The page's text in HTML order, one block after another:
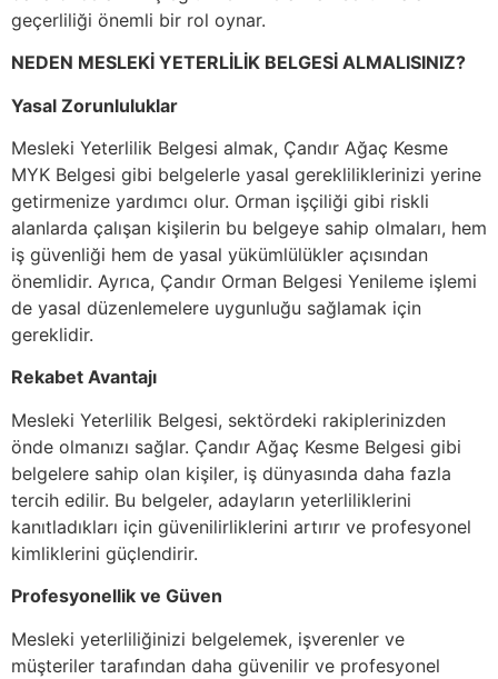
geçerliliği önemli bir rol oynar.
NEDEN MESLEKİ YETERLİLİK BELGESİ ALMALISINIZ?
Yasal Zorunluluklar
Mesleki Yeterlilik Belgesi almak, Çandır Ağaç Kesme
MYK Belgesi gibi belgelerle yasal gerekliliklerinizi yerine
getirmenize yardımcı olur. Orman işçiliği gibi riskli
alanlarda çalışan kişilerin bu belgeye sahip olmaları, hem
iş güvenliği hem de yasal yükümlülükler açısından
önemlidir. Ayrıca, Çandır Orman Belgesi Yenileme işlemi
de yasal düzenlemelere uygunluğu sağlamak için
gereklidir.
Rekabet Avantajı
Mesleki Yeterlilik Belgesi, sektördeki rakiplerinizden
önde olmanızı sağlar. Çandır Ağaç Kesme Belgesi gibi
belgelere sahip olan kişiler, iş dünyasında daha fazla
tercih edilir. Bu belgeler, adayların yeterliliklerini
kanıtladıkları için güvenilirliklerini artırır ve profesyonel
kimliklerini güçlendirir.
Profesyonellik ve Güven
Mesleki yeterliliğinizi belgelemek, işverenler ve
müşteriler tarafından daha güvenilir ve profesyonel